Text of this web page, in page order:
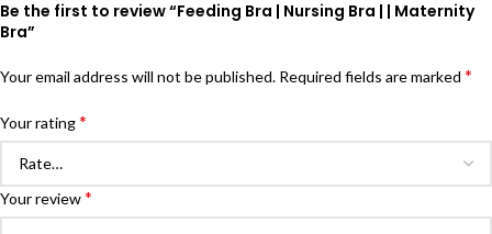
Be the first to review “Feeding Bra | Nursing Bra | | Maternity
Bra”
Your email address will not be published. Required fields are marked *
Your rating*
Your review*